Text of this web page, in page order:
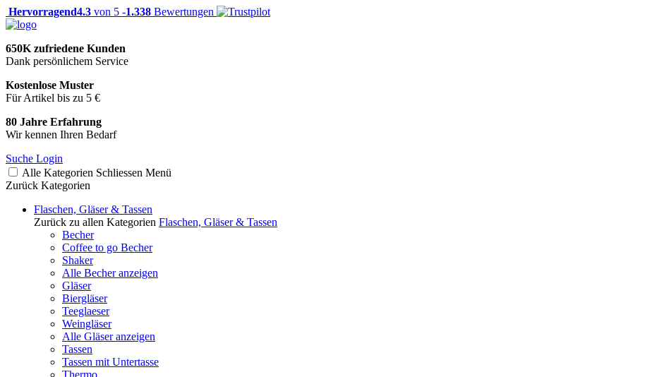
Hervorragend4.3 von 5 -1.338 Bewertungen
650K zufriedene Kunden
Dank persönlichem Service
Kostenlose Muster
Für Artikel bis zu 5 €
80 Jahre Erfahrung
Wir kennen Ihren Bedarf
Suche Login
Alle Kategorien Schliessen Menü
Zurück Kategorien
Flaschen, Gläser & Tassen
Zurück zu allen Kategorien Flaschen, Gläser & Tassen
Becher
Coffee to go Becher
Shaker
Alle Becher anzeigen
Gläser
Biergläser
Teeglaeser
Weingläser
Alle Gläser anzeigen
Tassen
Tassen mit Untertasse
Thermo